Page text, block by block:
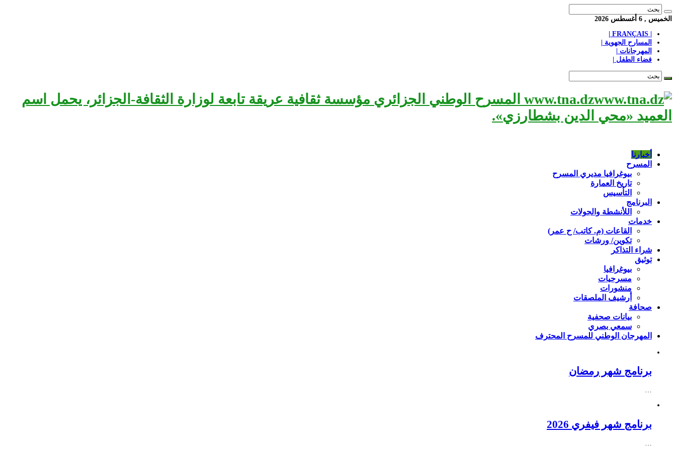
الخميس , 6 أغسطس 2026
المسارح الجهوية |
المهرجانات |
فضاء الطفل |
www.tna.dz المسرح الوطني الجزائري مؤسسة ثقافية عريقة تابعة لوزارة الثقافة-الجزائر، يحمل اسم
العميد «محي الدين بشطارزي».
أخبارنا
المسرح
بيوغرافيا مديري المسرح
تاريخ العمارة
التأسيس
البرنامج
اللأنشطة والجولات
خدمات
القاعات (م. كاتب/ ح عمر)
تكوين/ ورشات
شراء التذاكر
توثيق
بيوغرافيا
مسرحيات
منشورات
أرشيف الملصقات
صحافة
بيانات صحفية
سمعي بصري
المهرجان الوطني للمسرح المحترف
برنامج شهر رمضان
…
برنامج شهر فيفري 2026
…